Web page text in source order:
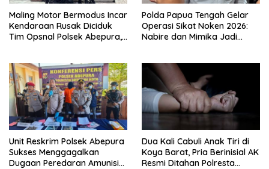
Maling Motor Bermodus Incar
Kendaraan Rusak Diciduk
Tim Opsnal Polsek Abepura,
Polda Papua Tengah Gelar
Operasi Sikat Noken 2026:
Nabire dan Mimika Jadi
Unit Reskrim Polsek Abepura
Sukses Menggagalkan
Dugaan Peredaran Amunisi
Dua Kali Cabuli Anak Tiri di
Koya Barat, Pria Berinisial AK
Resmi Ditahan Polresta